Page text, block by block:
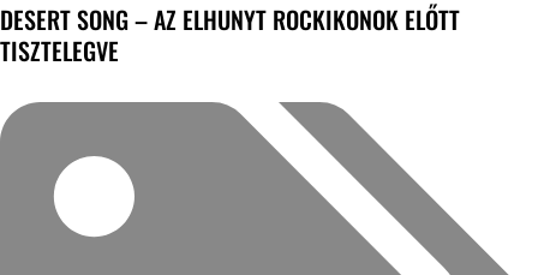
DESERT SONG – AZ ELHUNYT ROCKIKONOK ELŐTT
TISZTELEGVE